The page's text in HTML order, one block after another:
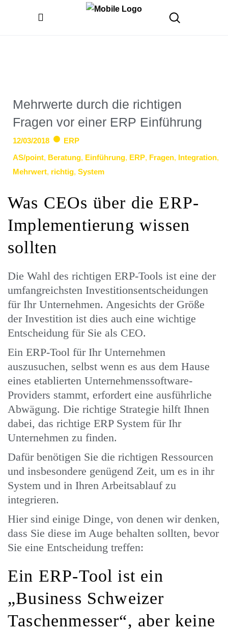
Mehrwerte durch die richtigen
Fragen vor einer ERP Einführung
12/03/2018
ERP
AS/point, Beratung, Einführung, ERP, Fragen, Integration,
Mehrwert, richtig, System
Was CEOs über die ERP-
Implementierung wissen
sollten
Die Wahl des richtigen ERP-Tools ist eine der
umfangreichsten Investitionsentscheidungen
für Ihr Unternehmen. Angesichts der Größe
der Investition ist dies auch eine wichtige
Entscheidung für Sie als CEO.
Ein ERP-Tool für Ihr Unternehmen
auszusuchen, selbst wenn es aus dem Hause
eines etablierten Unternehmenssoftware-
Providers stammt, erfordert eine ausführliche
Abwägung. Die richtige Strategie hilft Ihnen
dabei, das richtige ERP System für Ihr
Unternehmen zu finden.
Dafür benötigen Sie die richtigen Ressourcen
und insbesondere genügend Zeit, um es in ihr
System und in Ihren Arbeitsablauf zu
integrieren.
Hier sind einige Dinge, von denen wir denken,
dass Sie diese im Auge behalten sollten, bevor
Sie eine Entscheidung treffen:
Ein ERP-Tool ist ein
„Business Schweizer
Taschenmesser“, aber keine